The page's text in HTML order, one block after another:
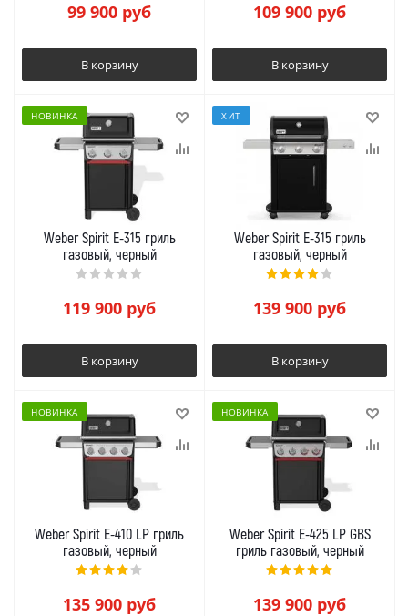
99 900 руб
В корзину
109 900 руб
В корзину
НОВИНКА
Weber Spirit E-315 гриль
газовый, черный
119 900 руб
В корзину
ХИТ
Weber Spirit E-315 гриль
газовый, черный
139 900 руб
В корзину
НОВИНКА
Weber Spirit E-410 LP гриль
газовый, черный
135 900 руб
НОВИНКА
Weber Spirit E-425 LP GBS
гриль газовый, черный
139 900 руб